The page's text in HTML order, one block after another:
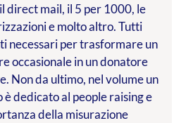
direct mail, il 5 per 1000, le
e molto altro. Tutti
necessari per trasformare un
occasionale in un donatore
Non da ultimo, nel volume un
è dedicato al people raising e
della misurazione